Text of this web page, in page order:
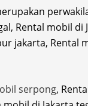
Rental mobil
jakarta, Rental
obil serpong,